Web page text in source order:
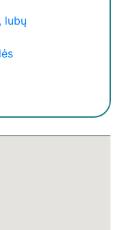
685 58485
lubų